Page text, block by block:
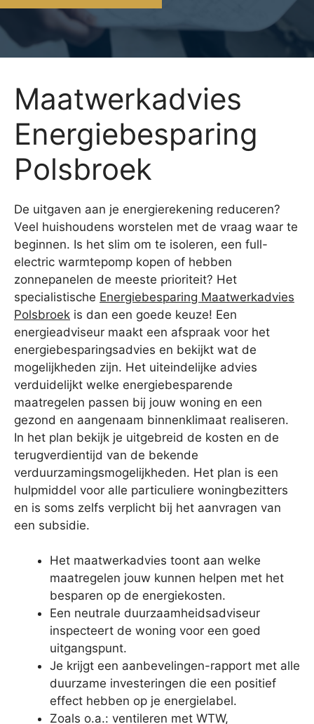
Maatwerkadvies
Energiebesparing
Polsbroek
De uitgaven aan je energierekening reduceren?
Veel huishoudens worstelen met de vraag waar te
beginnen. Is het slim om te isoleren, een full-
electric warmtepomp kopen of hebben
zonnepanelen de meeste prioriteit? Het
specialistische Energiebesparing Maatwerkadvies
Polsbroek is dan een goede keuze! Een
energieadviseur maakt een afspraak voor het
energiebesparingsadvies en bekijkt wat de
mogelijkheden zijn. Het uiteindelijke advies
verduidelijkt welke energiebesparende
maatregelen passen bij jouw woning en een
gezond en aangenaam binnenklimaat realiseren.
In het plan bekijk je uitgebreid de kosten en de
terugverdientijd van de bekende
verduurzamingsmogelijkheden. Het plan is een
hulpmiddel voor alle particuliere woningbezitters
en is soms zelfs verplicht bij het aanvragen van
een subsidie.
Het maatwerkadvies toont aan welke
maatregelen jouw kunnen helpen met het
besparen op de energiekosten.
Een neutrale duurzaamheidsadviseur
inspecteert de woning voor een goed
uitgangspunt.
Je krijgt een aanbevelingen-rapport met alle
duurzame investeringen die een positief
effect hebben op je energielabel.
Zoals o.a.: ventileren met WTW,